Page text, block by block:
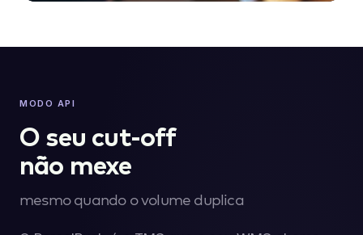
MODO API
O seu cut-off
não mexe
mesmo quando o volume duplica